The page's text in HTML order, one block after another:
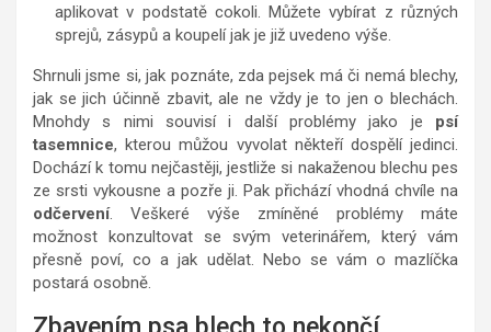
aplikovat v podstatě cokoli. Můžete vybírat z různých
sprejů, zásypů a koupelí jak je již uvedeno výše.
Shrnuli jsme si, jak poznáte, zda pejsek má či nemá blechy,
jak se jich účinně zbavit, ale ne vždy je to jen o blechách.
Mnohdy s nimi souvisí i další problémy jako je psí
tasemnice, kterou můžou vyvolat někteří dospělí jedinci.
Dochází k tomu nejčastěji, jestliže si nakaženou blechu pes
ze srsti vykousne a pozře ji. Pak přichází vhodná chvíle na
odčervení. Veškeré výše zmíněné problémy máte
možnost konzultovat se svým veterinářem, který vám
přesně poví, co a jak udělat. Nebo se vám o mazlíčka
postará osobně.